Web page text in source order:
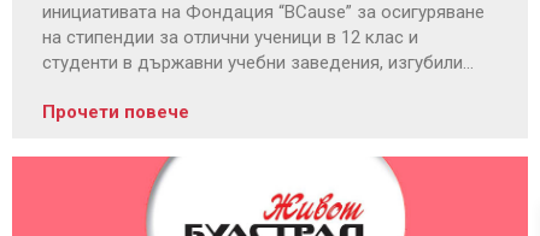
инициативата на Фондация “BCause” за осигуряване
на стипендии за отлични ученици в 12 клас и
студенти в държавни учебни заведения, изгубили
специализирана институция.
Прочети повече